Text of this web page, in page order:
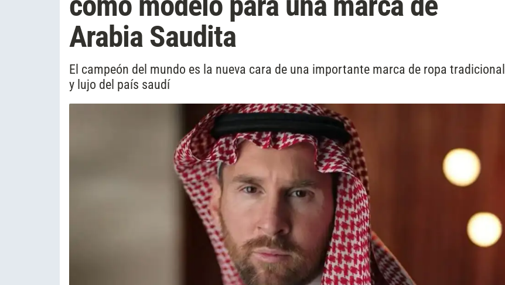
Arabia Saudita
El campeón del mundo es la nueva cara de una importante marca de ropa tradicional
y lujo del país saudí